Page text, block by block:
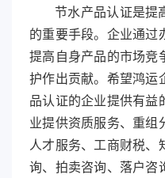
节水产品认证是提
的重要手段。企业通过
提高自身产品的市场竞
护作出贡献。希望鸿运
品认证的企业提供有益
业提供资质服务、重组
人才服务、工商财税、
询、拍卖咨询、落户咨